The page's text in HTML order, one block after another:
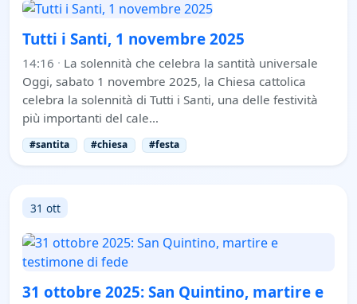
Tutti i Santi, 1 novembre 2025
14:16 · La solennità che celebra la santità universale
Oggi, sabato 1 novembre 2025, la Chiesa cattolica
celebra la solennità di Tutti i Santi, una delle festività
più importanti del cale…
#santita #chiesa #festa
31 ott
31 ottobre 2025: San Quintino, martire e